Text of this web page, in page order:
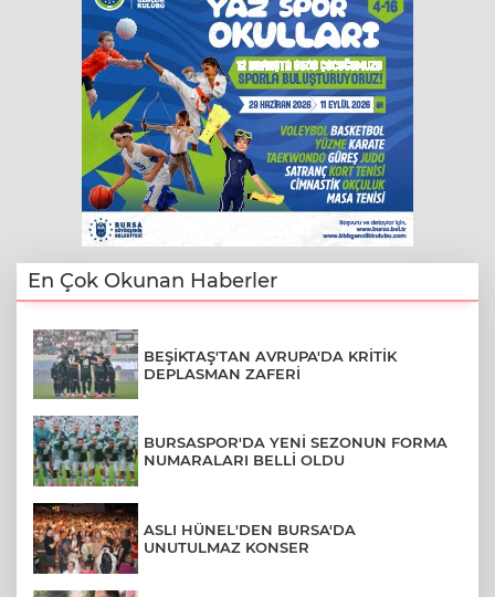
En Çok Okunan Haberler
BEŞİKTAŞ'TAN AVRUPA'DA KRİTİK
DEPLASMAN ZAFERİ
BURSASPOR'DA YENİ SEZONUN FORMA
NUMARALARI BELLİ OLDU
ASLI HÜNEL'DEN BURSA'DA
UNUTULMAZ KONSER